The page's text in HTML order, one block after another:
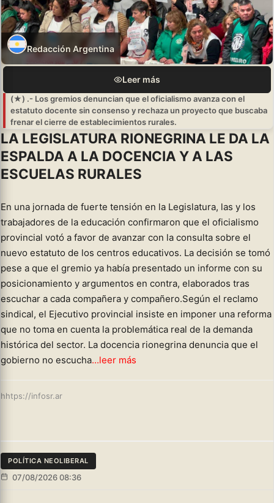
Redacción Argentina
Leer más
(★) .- Los gremios denuncian que el oficialismo avanza con el
estatuto docente sin consenso y rechaza un proyecto que buscaba
frenar el cierre de establecimientos rurales.
LA LEGISLATURA RIONEGRINA LE DA LA
ESPALDA A LA DOCENCIA Y A LAS
ESCUELAS RURALES
En una jornada de fuerte tensión en la Legislatura, las y los
trabajadores de la educación confirmaron que el oficialismo
provincial votó a favor de avanzar con la consulta sobre el
nuevo estatuto de los centros educativos. La decisión se tomó
pese a que el gremio ya había presentado un informe con su
posicionamiento y argumentos en contra, elaborados tras
escuchar a cada compañera y compañero.Según el reclamo
sindical, el Ejecutivo provincial insiste en imponer una reforma
que no toma en cuenta la problemática real de la demanda
histórica del sector. La docencia rionegrina denuncia que el
gobierno no escucha...leer más
hhtps://infosr.ar
POLÍTICA NEOLIBERAL
07/08/2026 08:36